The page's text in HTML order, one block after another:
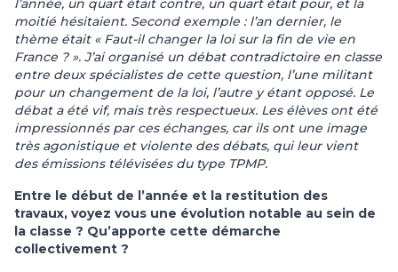
l’année, un quart était contre, un quart était pour, et la
moitié hésitaient. Second exemple : l’an dernier, le
thème était « Faut-il changer la loi sur la fin de vie en
France ? ». J’ai organisé un débat contradictoire en classe
entre deux spécialistes de cette question, l’une militant
pour un changement de la loi, l’autre y étant opposé. Le
débat a été vif, mais très respectueux. Les élèves ont été
impressionnés par ces échanges, car ils ont une image
très agonistique et violente des débats, qui leur vient
des émissions télévisées du type TPMP.
Entre le début de l’année et la restitution des
travaux, voyez vous une évolution notable au sein de
la classe ? Qu’apporte cette démarche
collectivement ?